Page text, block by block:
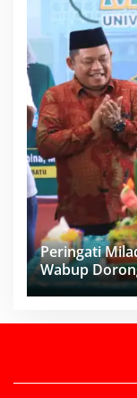
Peringati
Wabup
Menuju